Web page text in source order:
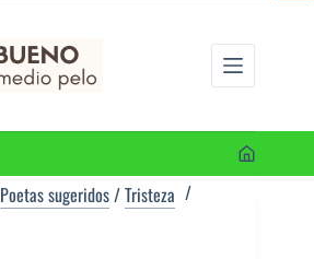
Poetas sugeridos/Tristeza